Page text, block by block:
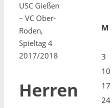
USC Gießen
– VC Ober-
Roden,
Spieltag 4
2017/2018
Herren
M
3
10
17
24